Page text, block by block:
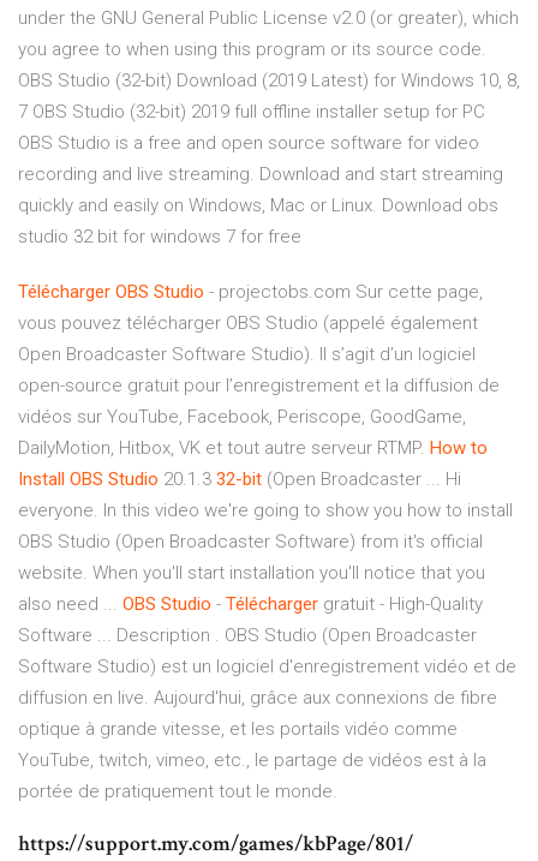
under the GNU General Public License v2.0 (or greater), which
you agree to when using this program or its source code.
OBS Studio (32-bit) Download (2019 Latest) for Windows 10, 8,
7 OBS Studio (32-bit) 2019 full offline installer setup for PC
OBS Studio is a free and open source software for video
recording and live streaming. Download and start streaming
quickly and easily on Windows, Mac or Linux. Download obs
studio 32 bit for windows 7 for free
Télécharger OBS Studio - projectobs.com Sur cette page,
vous pouvez télécharger OBS Studio (appelé également
Open Broadcaster Software Studio). Il s’agit d’un logiciel
open-source gratuit pour l’enregistrement et la diffusion de
vidéos sur YouTube, Facebook, Periscope, GoodGame,
DailyMotion, Hitbox, VK et tout autre serveur RTMP. How to
Install OBS Studio 20.1.3 32-bit (Open Broadcaster ... Hi
everyone. In this video we're going to show you how to install
OBS Studio (Open Broadcaster Software) from it's official
website. When you'll start installation you'll notice that you
also need ... OBS Studio - Télécharger gratuit - High-Quality
Software ... Description . OBS Studio (Open Broadcaster
Software Studio) est un logiciel d'enregistrement vidéo et de
diffusion en live. Aujourd'hui, grâce aux connexions de fibre
optique à grande vitesse, et les portails vidéo comme
YouTube, twitch, vimeo, etc., le partage de vidéos est à la
portée de pratiquement tout le monde.
https://support.my.com/games/kbPage/801/